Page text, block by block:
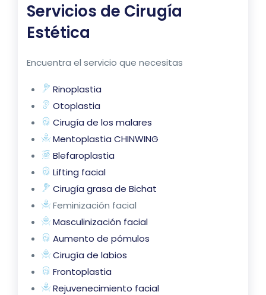
Servicios de Cirugía
Estética
Encuentra el servicio que necesitas
Rinoplastia
Otoplastia
Cirugía de los malares
Mentoplastia CHINWING
Blefaroplastia
Lifting facial
Cirugía grasa de Bichat
Feminización facial
Masculinización facial
Aumento de pómulos
Cirugía de labios
Frontoplastia
Rejuvenecimiento facial